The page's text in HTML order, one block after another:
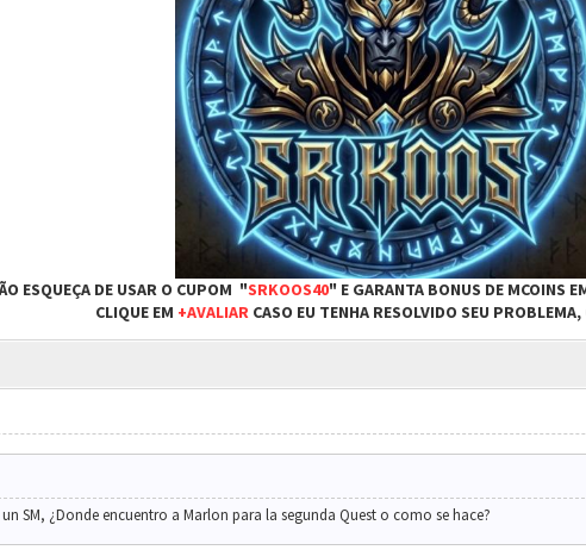
ESQUEÇA DE USAR O CUPOM "SRKOOS40" E GARANTA BONUS DE MCOINS
CLIQUE EM +AVALIARCASO EU TENHA RESOLVIDO SEU
SM, ¿Donde encuentro a Marlon para la segunda Quest o como se hace?